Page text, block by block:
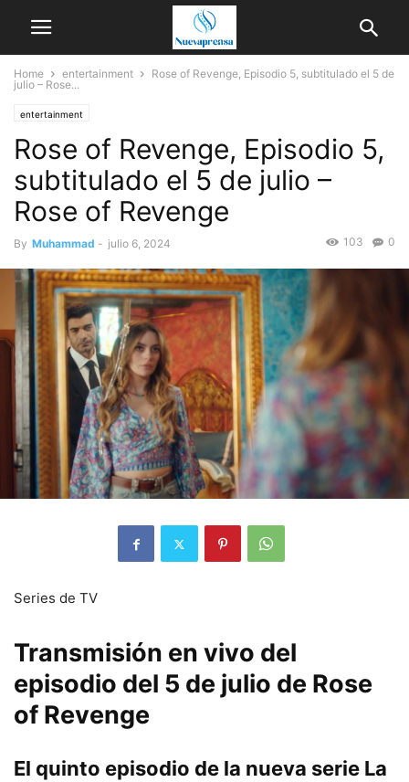
Home entertainment
Rose of Revenge, Episodio 5, subtitulado el 5 de
julio – Rose...
entertainment
Rose of Revenge, Episodio 5,
subtitulado el 5 de julio –
Rose of Revenge
By Muhammad - julio 6, 2024 0
103
Series de TV
Transmisión en vivo del
episodio del 5 de julio de Rose
of Revenge
El quinto episodio de la nueva serie La